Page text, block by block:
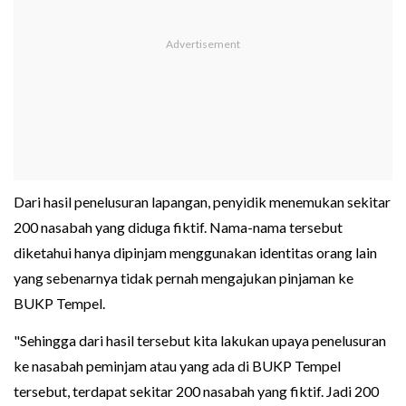
Dari hasil penelusuran lapangan, penyidik menemukan sekitar
200 nasabah yang diduga fiktif. Nama-nama tersebut
diketahui hanya dipinjam menggunakan identitas orang lain
yang sebenarnya tidak pernah mengajukan pinjaman ke
BUKP Tempel.
"Sehingga dari hasil tersebut kita lakukan upaya penelusuran
ke nasabah peminjam atau yang ada di BUKP Tempel
tersebut, terdapat sekitar 200 nasabah yang fiktif. Jadi 200